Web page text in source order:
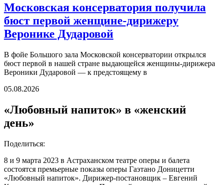
Московская консерватория получила
бюст первой женщине-дирижеру
Веронике Дударовой
В фойе Большого зала Московской консерватории открылся
бюст первой в нашей стране выдающейся женщины-дирижера
Вероники Дударовой — к предстоящему в
05.08.2026
«Любовный напиток» в «женский
день»
Поделиться:
8 и 9 марта 2023 в Астраханском театре оперы и балета
состоятся премьерные показы оперы Гаэтано Доницетти
«Любовный напиток». Дирижер-постановщик – Евгений